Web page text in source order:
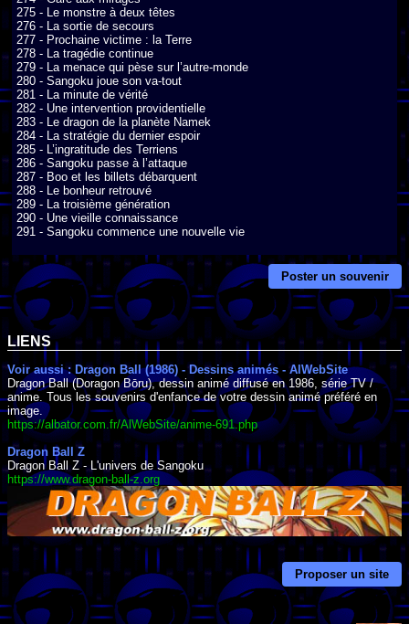
275 - Le monstre à deux têtes
276 - La sortie de secours
277 - Prochaine victime : la Terre
278 - La tragédie continue
279 - La menace qui pèse sur l’autre-monde
280 - Sangoku joue son va-tout
281 - La minute de vérité
282 - Une intervention providentielle
283 - Le dragon de la planète Namek
284 - La stratégie du dernier espoir
285 - L’ingratitude des Terriens
286 - Sangoku passe à l’attaque
287 - Boo et les billets débarquent
288 - Le bonheur retrouvé
289 - La troisième génération
290 - Une vieille connaissance
291 - Sangoku commence une nouvelle vie
Poster un souvenir
LIENS
Voir aussi : Dragon Ball (1986) - Dessins animés - AlWebSite
Dragon Ball (Doragon Bōru), dessin animé diffusé en 1986, série TV /
anime. Tous les souvenirs d'enfance de votre dessin animé préféré en
image.
https://albator.com.fr/AlWebSite/anime-691.php
Dragon Ball Z
Dragon Ball Z - L'univers de Sangoku
https://www.dragon-ball-z.org
Proposer un site